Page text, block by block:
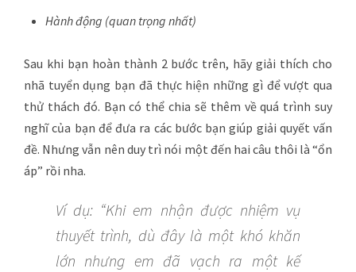
Hành động (quan trọng nhất)
Sau khi bạn hoàn thành 2 bước trên, hãy giải thích cho
nhã tuyển dụng bạn đã thực hiện những gì để vượt qua
thử thách đó. Bạn có thể chia sẽ thêm về quá trình suy
nghĩ của bạn để đưa ra các bước bạn giúp giải quyết vấn
đề. Nhưng vẫn nên duy trì nói một đến hai câu thôi là “ổn
áp” rồi nha.
Ví dụ: “Khi em nhận được nhiệm vụ
thuyết trình, dù đây là một khó khăn
lớn nhưng em đã vạch ra một kế